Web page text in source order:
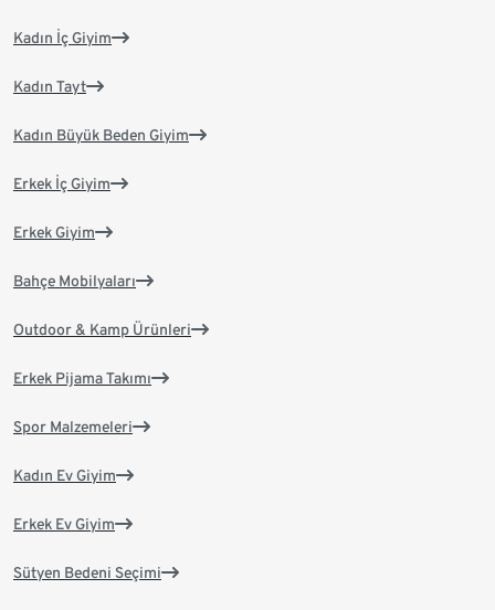
Kadın İç Giyim
Kadın Tayt
Kadın Büyük Beden Giyim
Erkek İç Giyim
Erkek Giyim
Bahçe Mobilyaları
Outdoor & Kamp Ürünleri
Erkek Pijama Takımı
Spor Malzemeleri
Kadın Ev Giyim
Erkek Ev Giyim
Sütyen Bedeni Seçimi